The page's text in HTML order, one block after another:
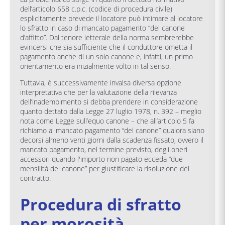
dell’articolo 658 c.p.c. (codice di procedura civile)
esplicitamente prevede il locatore può intimare al locatore
lo sfratto in caso di mancato pagamento “del canone
d’affitto”. Dal tenore letterale della norma sembrerebbe
evincersi che sia sufficiente che il conduttore ometta il
pagamento anche di un solo canone e, infatti, un primo
orientamento era inizialmente volto in tal senso.
Tuttavia, è successivamente invalsa diversa opzione
interpretativa che per la valutazione della rilevanza
dell’inadempimento si debba prendere in considerazione
quanto dettato dalla Legge 27 luglio 1978, n. 392 – meglio
nota come Legge sull’equo canone – che all’articolo 5 fa
richiamo al mancato pagamento “del canone” qualora siano
decorsi almeno venti giorni dalla scadenza fissato, ovvero il
mancato pagamento, nel termine previsto, degli oneri
accessori quando l'importo non pagato ecceda “due
mensilità del canone” per giustificare la risoluzione del
contratto.
Procedura di sfratto